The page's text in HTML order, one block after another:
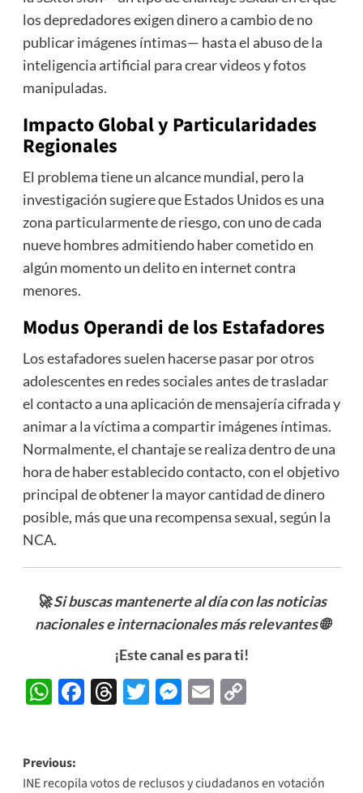
los depredadores exigen dinero a cambio de no
publicar imágenes íntimas— hasta el abuso de la
inteligencia artificial para crear videos y fotos
manipuladas.
Impacto Global y Particularidades
Regionales
El problema tiene un alcance mundial, pero la
investigación sugiere que Estados Unidos es una
zona particularmente de riesgo, con uno de cada
nueve hombres admitiendo haber cometido en
algún momento un delito en internet contra
menores.
Modus Operandi de los Estafadores
Los estafadores suelen hacerse pasar por otros
adolescentes en redes sociales antes de trasladar
el contacto a una aplicación de mensajería cifrada y
animar a la víctima a compartir imágenes íntimas.
Normalmente, el chantaje se realiza dentro de una
hora de haber establecido contacto, con el objetivo
principal de obtener la mayor cantidad de dinero
posible, más que una recompensa sexual, según la
NCA.
🚀 Si buscas mantenerte al día con las noticias
nacionales e internacionales más relevantes🌐
¡Este canal es para ti!
WhatsApp
Facebook
Threads
Twitter
Messenger
EmailCopy
Post
Previous:
INE recopila votos de reclusos y ciudadanos en votación